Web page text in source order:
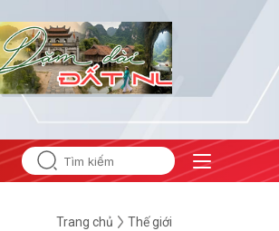
#Hội nghị Trung ương 3
Trang chủ Thế giới